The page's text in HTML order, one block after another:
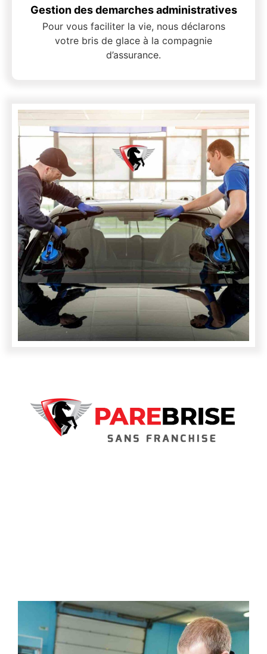
Gestion des demarches administratives
Pour vous faciliter la vie, nous déclarons
votre bris de glace à la compagnie
d’assurance.